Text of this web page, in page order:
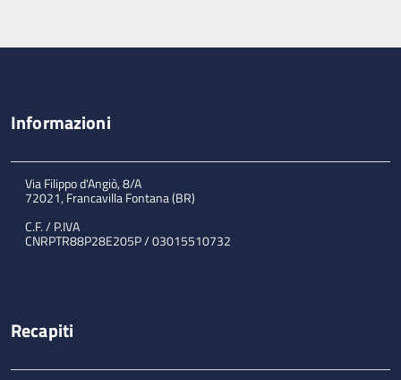
Informazioni
Via Filippo d'Angiò, 8/A
72021, Francavilla Fontana (BR)
C.F. / P.IVA
CNRPTR88P28E205P / 03015510732
Recapiti